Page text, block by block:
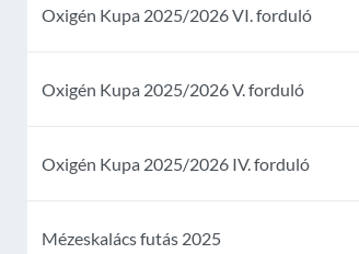
Oxigén Kupa 2025/2026 VI. forduló
Oxigén Kupa 2025/2026 V. forduló
Oxigén Kupa 2025/2026 IV. forduló
Mézeskalács futás 2025